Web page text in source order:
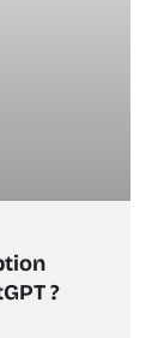
?